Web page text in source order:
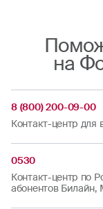
на
8 (800) 200-09-00
Контакт-центр для
0530
Контакт-центр по
абонентов